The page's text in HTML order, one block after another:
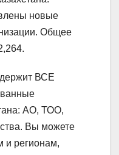
новые
Общее
ВСЕ
АО, ТОО,
Вы можете
и регионам,